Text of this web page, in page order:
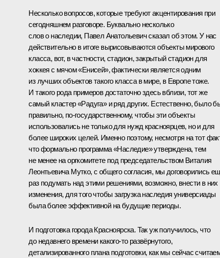
Несколько вопросов, которые требуют акцентирования при
сегодняшнем разговоре. Буквально несколько
слов о наследии, Павел Анатольевич сказал об этом. У нас
действительно в итоге вырисовываются объекты мирового
класса, вот, в частности, стадион, закрытый стадион для
хоккея с мячом «Енисей», фактически является одним
из лучших объектов такого класса в мире, в Европе тоже.
И такого рода примеров достаточно здесь вблизи, тот же
самый кластер «Радуга» и ряд других. Естественно, было
правильно, по-государственному, чтобы эти объекты
использовались не только для нужд красноярцев, но и для
более широких целей. Именно поэтому, несмотря на тот
что формально программа «Наследие» утверждена, тем
не менее на оргкомитете под председательством Виталия
Леонтьевича Мутко, с общего согласия, мы договорились
раз подумать над этими решениями, возможно, внести в них
изменения, для того чтобы загрузка наследия универсиады
была более эффективной на будущие периоды.
И подготовка города Красноярска. Так уж получилось, что
до недавнего времени какого-то развёрнутого,
детализированного плана подготовки, как мы сейчас